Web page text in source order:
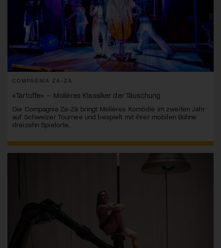
COMPAGNIA ZA-ZÀ
«Tartuffe» – Molières Klassiker der Täuschung
Die Compagnia Za-Zà bringt Molières Komödie im zweiten Jahr
auf Schweizer Tournee und bespielt mit ihrer mobilen Bühne
dreizehn Spielorte.